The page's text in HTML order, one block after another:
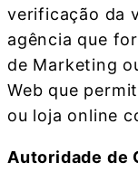
verificação da
agência que
de Marketing
Web que
ou loja online
Autoridade de